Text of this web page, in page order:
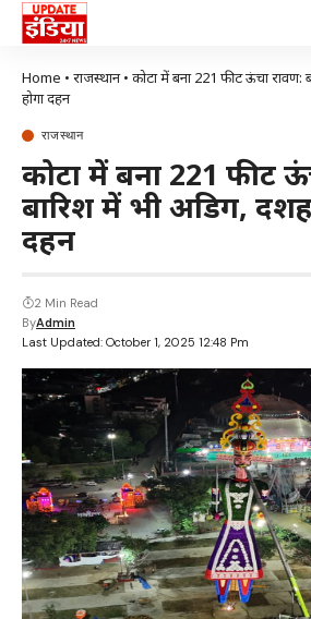
Home • राजस्थान• कोटा में बना 221 फीट ऊंचा रावण:
होगा दहन
राजस्थान
कोटा में बना 221 फीट
बारिश में भी अडिग,
दहन
Last Updated: October 1, 2025 12:48 Pm
ByAdmin
2 Min Read